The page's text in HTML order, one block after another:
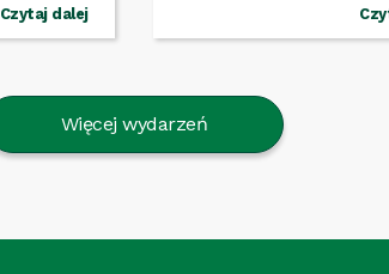
Czytaj dalej
Więcej wydarzeń